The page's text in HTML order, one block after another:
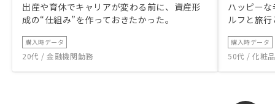
出産や育休でキャリアが変わる前に、資産形
成の“仕組み”を作っておきたかった。
購入時データ
20代 / 金融機関勤務
ハッピー
ルフと旅
購入時データ
50代 / 化粧